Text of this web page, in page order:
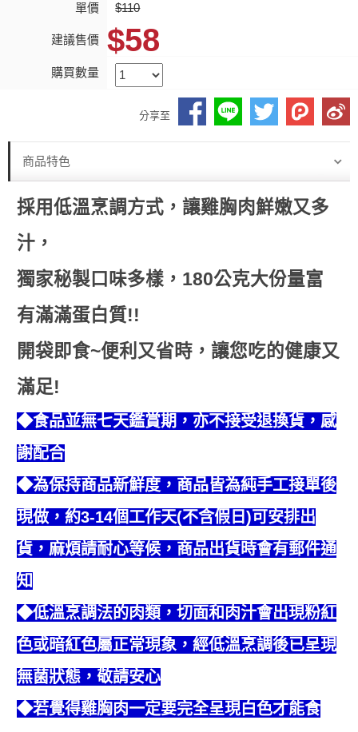
單價 $110
建議售價 $58
購買數量
分享至
商品特色
採用低溫烹調方式，讓雞胸肉鮮嫩又多
汁，
獨家秘製口味多樣，180公克大份量富
有滿滿蛋白質!!
開袋即食~便利又省時，讓您吃的健康又
滿足!
◆食品並無七天鑑賞期，亦不接受退換貨，感
謝配合
◆為保持商品新鮮度，商品皆為純手工接單後
現做，約3-14個工作天(不含假日)可安排出
貨，麻煩請耐心等候，商品出貨時會有郵件通
知
◆低溫烹調法的肉類，切面和肉汁會出現粉紅
色或暗紅色屬正常現象，經低溫烹調後已呈現
無菌狀態，敬請安心
◆若覺得雞胸肉一定要完全呈現白色才能食